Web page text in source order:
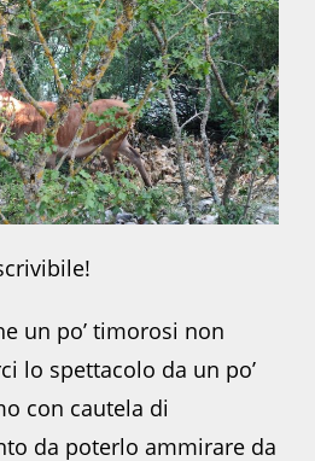
un po’ timorosi non
lo spettacolo da un po’
con cautela di
da poterlo ammirare da